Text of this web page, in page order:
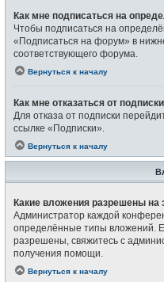
Как мне подписаться на
Чтобы подписаться на
«Подписаться на форум» в
соответствующего форума.
Вернуться к началу
Как мне отказаться от
Для отказа от подписки
ссылке «Подписки».
Вернуться к началу
Какие вложения разрешены на
Администратор каждой
определённые типы вложений.
разрешены, свяжитесь с
получения помощи.
Вернуться к началу